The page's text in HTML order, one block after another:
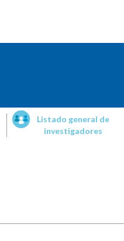
Listado general de
investigadores